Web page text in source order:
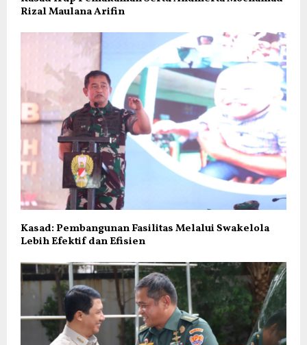
Rizal Maulana Arifin
Kasad: Pembangunan Fasilitas Melalui Swakelola
Lebih Efektif dan Efisien